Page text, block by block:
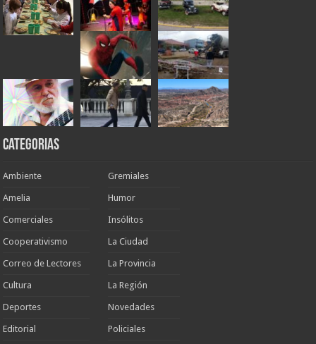
Categorias
Ambiente
Amelia
Comerciales
Cooperativismo
Correo de Lectores
Cultura
Deportes
Editorial
Gremiales
Humor
Insólitos
La Ciudad
La Provincia
La Región
Novedades
Policiales